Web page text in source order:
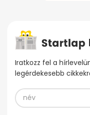
Iratkozz fel a
legérdekesebb